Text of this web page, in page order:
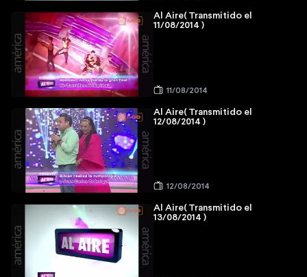
Al Aire( Transmitido el
11/08/2014 )
11/08/2014
Al Aire( Transmitido el
12/08/2014 )
12/08/2014
Al Aire( Transmitido el
13/08/2014 )